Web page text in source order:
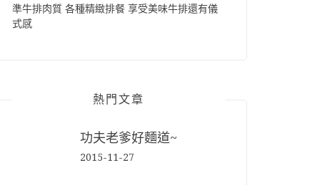
準牛排肉質 各種精緻排餐 享受美味牛排還有儀
式感
熱門文章
功夫老爹好麵道~
2015-11-27